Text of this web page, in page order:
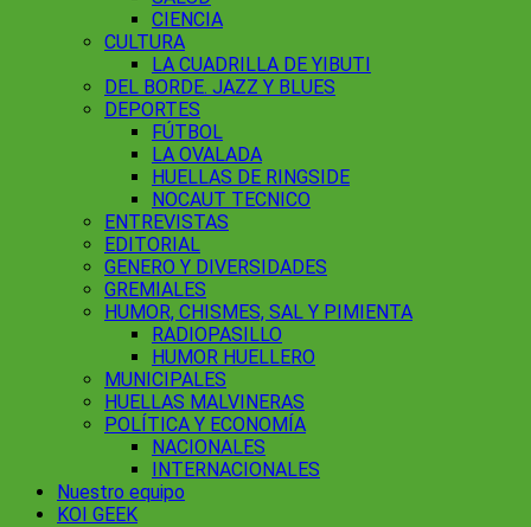
CIENCIA
CULTURA
LA CUADRILLA DE YIBUTI
DEL BORDE. JAZZ Y BLUES
DEPORTES
FÚTBOL
LA OVALADA
HUELLAS DE RINGSIDE
NOCAUT TECNICO
ENTREVISTAS
EDITORIAL
GENERO Y DIVERSIDADES
GREMIALES
HUMOR, CHISMES, SAL Y PIMIENTA
RADIOPASILLO
HUMOR HUELLERO
MUNICIPALES
HUELLAS MALVINERAS
POLÍTICA Y ECONOMÍA
NACIONALES
INTERNACIONALES
Nuestro equipo
KOI GEEK